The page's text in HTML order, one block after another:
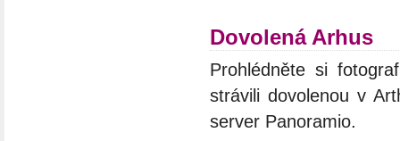
Dovolená Arhus
Prohlédněte si
strávili dovolenou v
server Panoramio.